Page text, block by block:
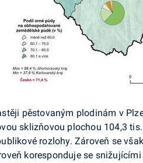
pěstovaným plodinám v
sklizňovou plochou 104,3
rozlohy. Zároveň se
koresponduje se